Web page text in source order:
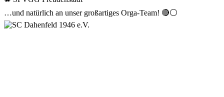
…und natürlich an unser großartiges Orga-Team! 🔴⚪